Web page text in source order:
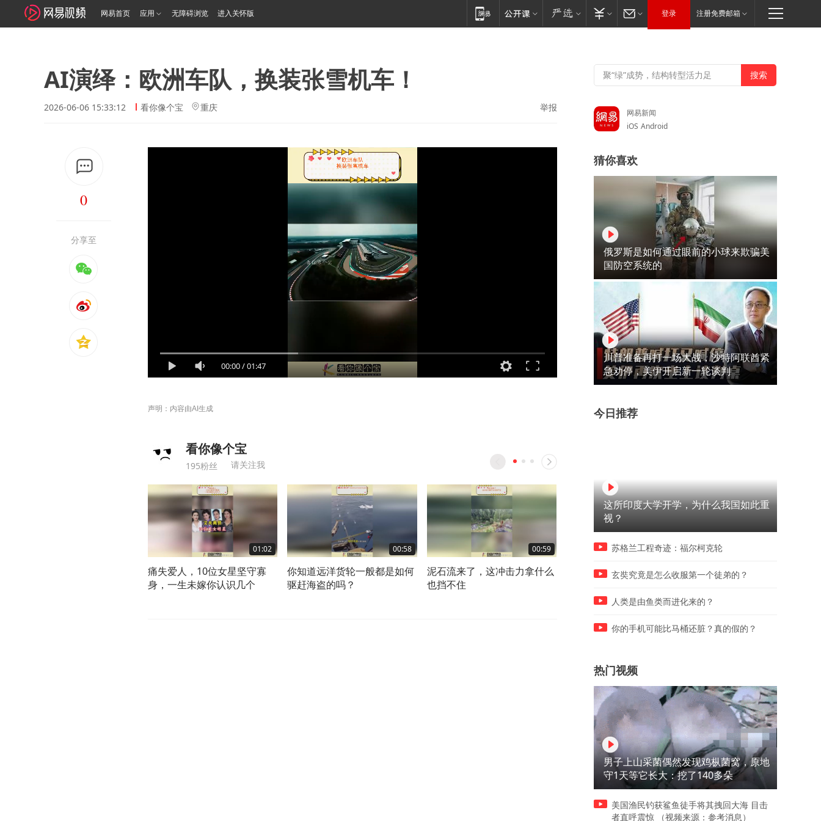
网易首页 应用 无障碍浏览 进入关怀版 登录 注册免费邮箱
AI演绎：欧洲车队，换装张雪机车！
2026-06-06 15:33:12 看你像个宝 重庆 举报
0
分享至
00:00/01:47
声明：内容由AI生成
看你像个宝
195粉丝 请关注我
01:02
痛失爱人，10位女星坚守寡
身，一生未嫁你认识几个
00:58
你知道远洋货轮一般都是如何
驱赶海盗的吗？
00:59
泥石流来了，这冲击力拿什么
也挡不住
03:07
刹车失灵是猛拉手刹，还是挂
孙颖莎神球技惊四座，全场
网易新闻
iOS Android
猜你喜欢
俄罗斯是如何通过眼前的小球来欺骗美
国防空系统的
川普准备再打一场大战，沙特阿联酋紧
急劝停，美伊开启新一轮谈判
今日推荐
这所印度大学开学，为什么我国如此重
视？
苏格兰工程奇迹：福尔柯克轮
玄奘究竟是怎么收服第一个徒弟的？
人类是由鱼类而进化来的？
你的手机可能比马桶还脏？真的假的？
热门视频
男子上山采菌偶然发现鸡枞菌窝，原地
守1天等它长大：挖了140多朵
美国渔民钓获鲨鱼徒手将其拽回大海 目击
者直呼震惊 （视频来源：参考消息）